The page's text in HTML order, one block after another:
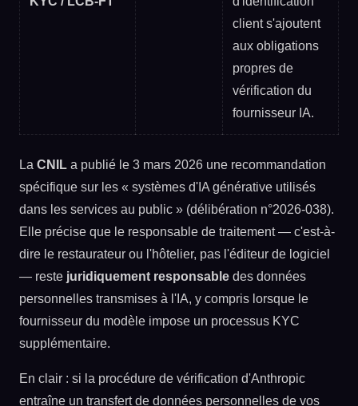
client s'ajoutent
aux obligations
propres de
vérification du
fournisseur IA.
La CNIL a publié le 3 mars 2026 une recommandation
spécifique sur les « systèmes d'IA générative utilisés
dans les services au public » (délibération n°2026-038).
Elle précise que le responsable de traitement — c'est-à-
dire le restaurateur ou l'hôtelier, pas l'éditeur de logiciel
— reste juridiquement responsable des données
personnelles transmises à l'IA, y compris lorsque le
fournisseur du modèle impose un processus KYC
supplémentaire.
En clair : si la procédure de vérification d'Anthropic
entraîne un transfert de données personnelles de vos